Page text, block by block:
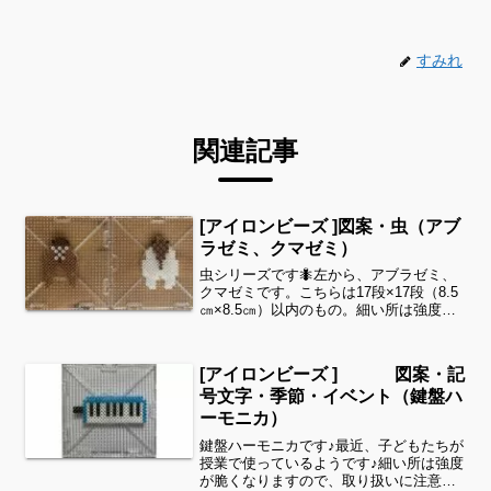
すみれ
関連記事
[アイロンビーズ ]図案・虫（アブ
ラゼミ、クマゼミ）
虫シリーズです🐜左から、アブラゼミ、
クマゼミです。こちらは17段×17段（8.5
㎝×8.5㎝）以内のもの。細い所は強度が
もの集中力にもちょうど良いようです。
全部作ること...
[アイロンビーズ ] 図案・記
号文字・季節・イベント（鍵盤ハ
ーモニカ）
鍵盤ハーモニカです♪最近、子どもたちが
授業で使っているようです♪細い所は強度
が脆くなりますので、取り扱いに注意し